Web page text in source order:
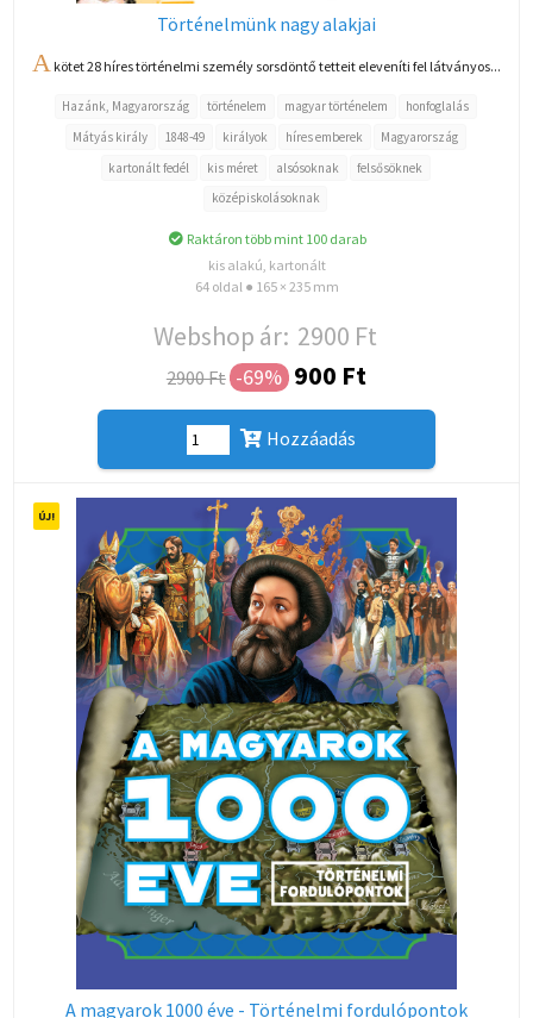
Történelmünk nagy alakjai
A kötet 28 híres történelmi személy sorsdöntő tetteit eleveníti fel látványos...
Hazánk, Magyarország történelem magyar történelem
honfoglalás
Mátyás király
1848-49 királyok híres emberek
Magyarország
kartonált fedél
kis méret alsósoknak
felsősöknek
középiskolásoknak
Raktáron több mint 100 darab
kis alakú, kartonált
64 oldal ● 165 × 235 mm
Webshop ár: 2900 Ft
2900 Ft -69% 900 Ft
Hozzáadás
A magyarok 1000 éve - Történelmi fordulópontok